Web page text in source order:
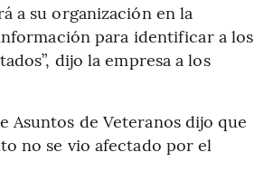
a su organización en la
para identificar a los
dijo la empresa a los
Asuntos de Veteranos dijo que
no se vio afectado por el